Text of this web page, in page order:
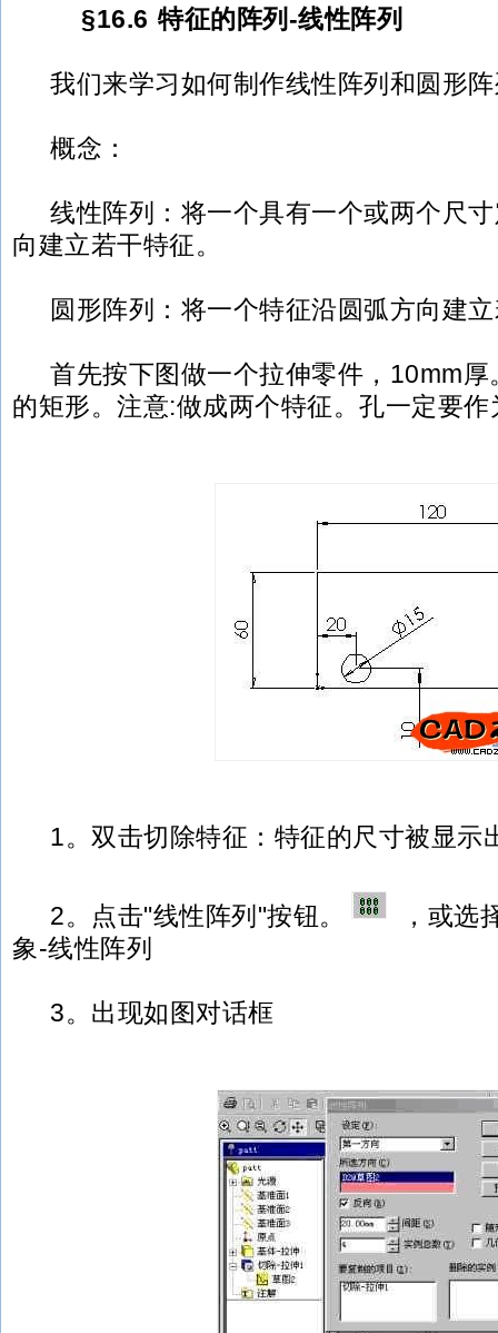
§16.6 特征的阵列-线性阵列
我们来学习如何制作线性阵列和圆形阵
概念：
线性阵列：将一个具有一个或两个尺寸
向建立若干特征。
圆形阵列：将一个特征沿圆弧方向建立
首先按下图做一个拉伸零件，10mm厚
的矩形。注意:做成两个特征。孔一定要
1。双击切除特征：特征的尺寸被显示
2。点击"线性阵列"按钮。
，或选
象-线性阵列
3。出现如图对话框